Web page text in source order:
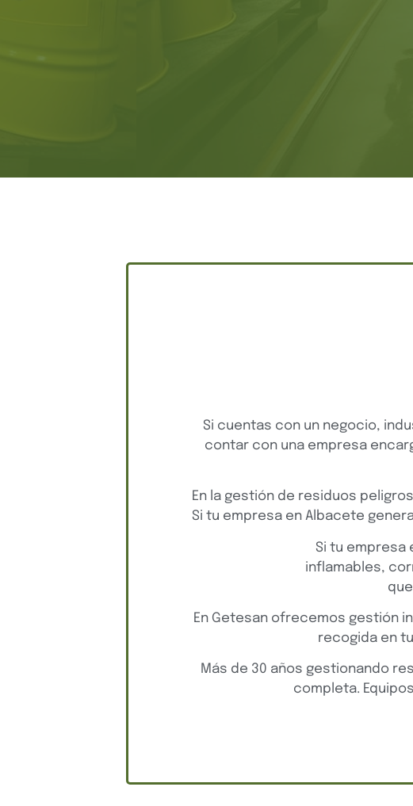
Si cuentas con un negocio,
contar con una empresa
En la gestión de residuos
Si tu empresa en Albacete
Si tu empresa
inflamables,
En Getesan ofrecemos gestión
recogida en
Más de 30 años gestionando
completa.